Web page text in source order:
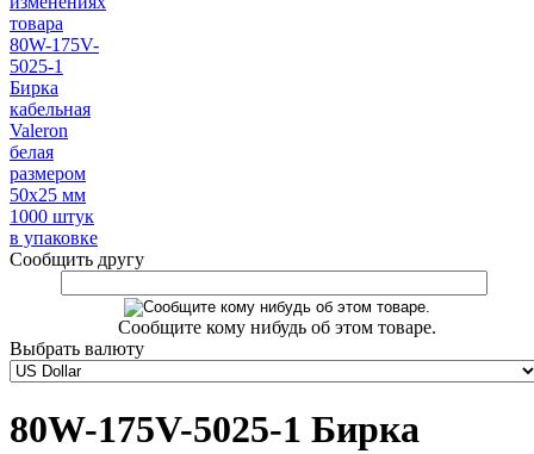
Сообщить другу
Сообщите кому нибудь об этом товаре.
Выбрать валюту
80W-175V-5025-1 Бирка